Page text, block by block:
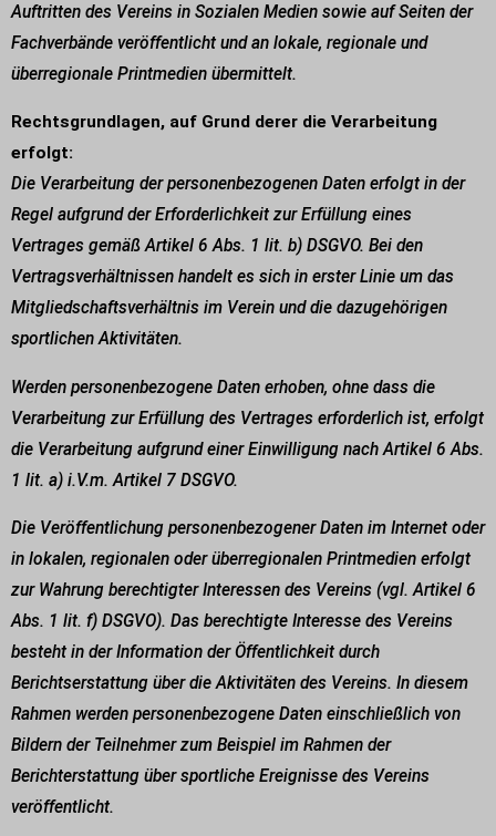
Auftritten des Vereins in Sozialen Medien sowie auf Seiten der
Fachverbände veröffentlicht und an lokale, regionale und
überregionale Printmedien übermittelt.
Rechtsgrundlagen, auf Grund derer die Verarbeitung
erfolgt:
Die Verarbeitung der personenbezogenen Daten erfolgt in der
Regel aufgrund der Erforderlichkeit zur Erfüllung eines
Vertrages gemäß Artikel 6 Abs. 1 lit. b) DSGVO. Bei den
Vertragsverhältnissen handelt es sich in erster Linie um das
Mitgliedschaftsverhältnis im Verein und die dazugehörigen
sportlichen Aktivitäten.
Werden personenbezogene Daten erhoben, ohne dass die
Verarbeitung zur Erfüllung des Vertrages erforderlich ist, erfolgt
die Verarbeitung aufgrund einer Einwilligung nach Artikel 6 Abs.
1 lit. a) i.V.m. Artikel 7 DSGVO.
Die Veröffentlichung personenbezogener Daten im Internet oder
in lokalen, regionalen oder überregionalen Printmedien erfolgt
zur Wahrung berechtigter Interessen des Vereins (vgl. Artikel 6
Abs. 1 lit. f) DSGVO). Das berechtigte Interesse des Vereins
besteht in der Information der Öffentlichkeit durch
Berichtserstattung über die Aktivitäten des Vereins. In diesem
Rahmen werden personenbezogene Daten einschließlich von
Bildern der Teilnehmer zum Beispiel im Rahmen der
Berichterstattung über sportliche Ereignisse des Vereins
veröffentlicht.